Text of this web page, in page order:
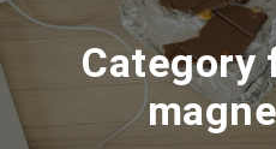
Category